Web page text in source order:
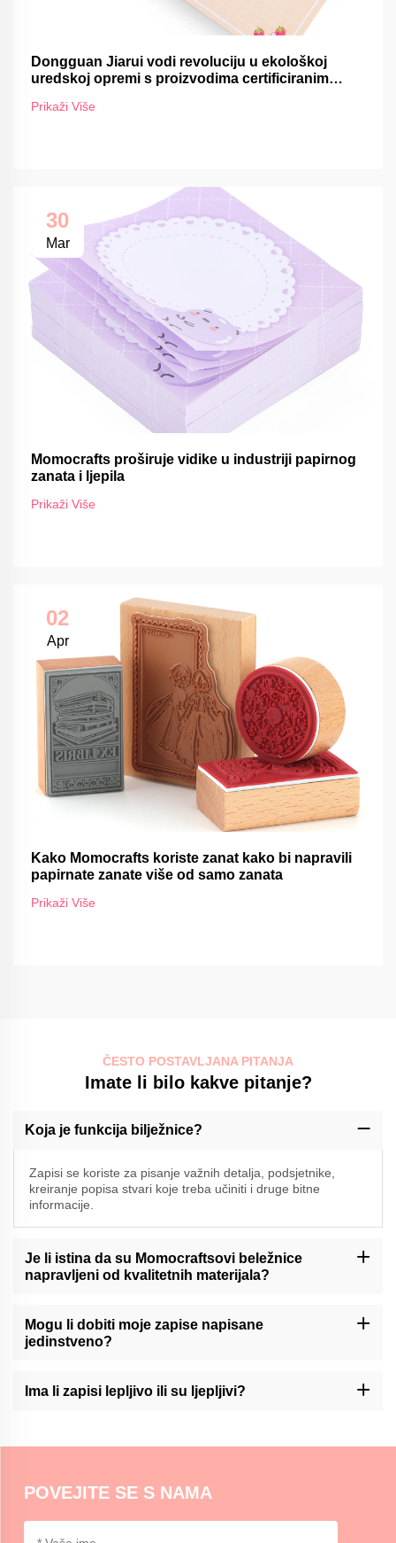
Dongguan Jiarui vodi revoluciju u ekološkoj
uredskoj opremi s proizvodima certificiranim
Prikaži Više
30
Mar
Momocrafts proširuje vidike u industriji papirnog
zanata i ljepila
Prikaži Više
02
Apr
Kako Momocrafts koriste zanat kako bi napravili
papirnate zanate više od samo zanata
Prikaži Više
ČESTO POSTAVLJANA PITANJA
Imate li bilo kakve pitanje?
Koja je funkcija bilježnice?
Zapisi se koriste za pisanje važnih detalja, podsjetnike,
kreiranje popisa stvari koje treba učiniti i druge bitne
informacije.
Je li istina da su Momocraftsovi beležnice
napravljeni od kvalitetnih materijala?
vrhunskih materijala.
Mogu li dobiti moje zapise napisane
jedinstveno?
kontaktirajte nas preko naše podrške za više informacija.
Ima li zapisi lepljivo ili su ljepljivi?
preferencija i upotrebe.
POVEJITE SE S NAMA